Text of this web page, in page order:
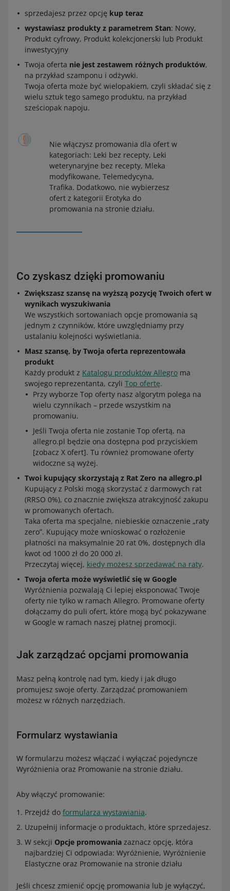
sprzedajesz przez opcję kup teraz
wystawiasz produkty z parametrem Stan: Nowy,
Produkt cyfrowy, Produkt kolekcjonerski lub Produkt
inwestycyjny
Twoja oferta nie jest zestawem różnych produktów,
na przykład szamponu i odżywki.
Twoja oferta może być wielopakiem, czyli składać się z
wielu sztuk tego samego produktu, na przykład
sześciopak napoju.
Nie włączysz promowania dla ofert w
kategoriach: Leki bez recepty, Leki
weterynaryjne bez recepty, Mleka
modyfikowane, Telemedycyna,
Trafika. Dodatkowo, nie wybierzesz
ofert z kategorii Erotyka do
promowania na stronie działu.
Co zyskasz dzięki promowaniu
Zwiększasz szansę na wyższą pozycję Twoich ofert w
wynikach wyszukiwania
We wszystkich sortowaniach opcje promowania są
jednym z czynników, które uwzględniamy przy
ustalaniu kolejności wyświetlania.
Masz szansę, by Twoja oferta reprezentowała
produkt
Każdy produkt z Katalogu produktów Allegro ma
swojego reprezentanta, czyli Top ofertę.
Przy wyborze Top oferty nasz algorytm polega na
wielu czynnikach – przede wszystkim na
promowaniu.
Jeśli Twoja oferta nie zostanie Top ofertą, na
allegro.pl będzie ona dostępna pod przyciskiem
[zobacz X ofert]. Tu również promowane oferty
widoczne są wyżej.
Twoi kupujący skorzystają z Rat Zero na allegro.pl
Kupujący z Polski mogą skorzystać z darmowych rat
(RRSO 0%), co znacznie zwiększa atrakcyjność zakupu
w promowanych ofertach.
Taka oferta ma specjalne, niebieskie oznaczenie „raty
zero”. Kupujący może wnioskować o rozłożenie
płatności na maksymalnie 20 rat 0%, dostępnych dla
kwot od 1000 zł do 20 000 zł.
Przeczytaj więcej, kiedy możesz sprzedawać na raty.
Twoja oferta może wyświetlić się w Google
Wyróżnienia pozwalają Ci lepiej eksponować Twoje
oferty nie tylko w ramach Allegro. Promowane oferty
dołączamy do puli ofert, które mogą być pokazywane
w Google w ramach naszej płatnej promocji.
Jak zarządzać opcjami promowania
Masz pełną kontrolę nad tym, kiedy i jak długo
promujesz swoje oferty. Zarządzać promowaniem
możesz w różnych narzędziach.
Formularz wystawiania
W formularzu możesz włączać i wyłączać pojedyncze
Wyróżnienia oraz Promowanie na stronie działu.
Aby włączyć promowanie:
Przejdź do formularza wystawiania.
Uzupełnij informacje o produktach, które sprzedajesz.
W sekcji Opcje promowania zaznacz opcję, która
najbardziej Ci odpowiada: Wyróżnienie, Wyróżnienie
Elastyczne oraz Promowanie na stronie działu
Jeśli chcesz zmienić opcję promowania lub je wyłączyć,